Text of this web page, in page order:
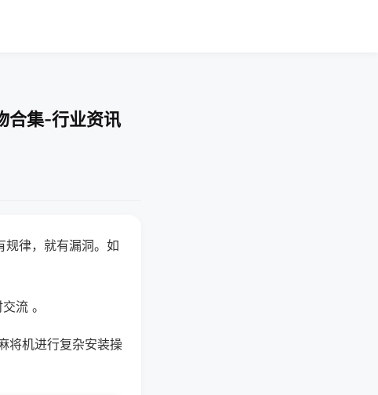
合集-行业资讯
规律，就有漏洞。如
流 。
将机进行复杂安装操